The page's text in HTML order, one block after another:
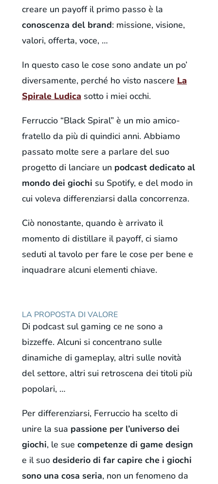
creare un payoff il primo passo è la
conoscenza del brand: missione, visione,
valori, offerta, voce, …
In questo caso le cose sono andate un po’
diversamente, perché ho visto nascere La
Spirale Ludica sotto i miei occhi.
Ferruccio “Black Spiral” è un mio amico-
fratello da più di quindici anni. Abbiamo
passato molte sere a parlare del suo
progetto di lanciare un podcast dedicato al
mondo dei giochi su Spotify, e del modo in
cui voleva differenziarsi dalla concorrenza.
Ciò nonostante, quando è arrivato il
momento di distillare il payoff, ci siamo
seduti al tavolo per fare le cose per bene e
inquadrare alcuni elementi chiave.
LA PROPOSTA DI VALORE
Di podcast sul gaming ce ne sono a
bizzeffe. Alcuni si concentrano sulle
dinamiche di gameplay, altri sulle novità
del settore, altri sui retroscena dei titoli più
popolari, …
Per differenziarsi, Ferruccio ha scelto di
unire la sua passione per l’universo dei
giochi, le sue competenze di game design
e il suo desiderio di far capire che i giochi
sono una cosa seria, non un fenomeno da